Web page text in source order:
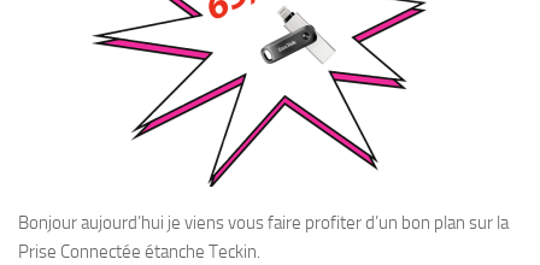
Bonjour aujourd’hui je viens vous faire profiter d’un bon plan sur la
Prise Connectée étanche Teckin.